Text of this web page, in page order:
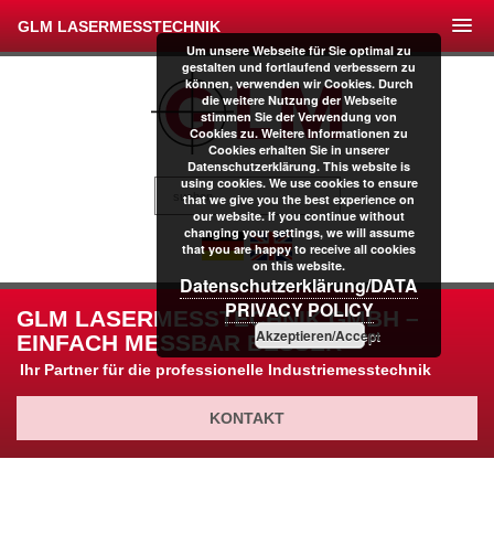
GLM LASERMESSTECHNIK
GLM LASERMESSTECHNIK GMBH –
EINFACH MESSBAR BESSER
Ihr Partner für die professionelle Industriemesstechnik
KONTAKT
Um unsere Webseite für Sie optimal zu
gestalten und fortlaufend verbessern zu
können, verwenden wir Cookies. Durch
die weitere Nutzung der Webseite
stimmen Sie der Verwendung von
Cookies zu. Weitere Informationen zu
Cookies erhalten Sie in unserer
Datenschutzerklärung. This website is
using cookies. We use cookies to ensure
that we give you the best experience on
our website. If you continue without
changing your settings, we will assume
that you are happy to receive all cookies
on this website.
Datenschutzerklärung/DATA
PRIVACY POLICY
Akzeptieren/Accept